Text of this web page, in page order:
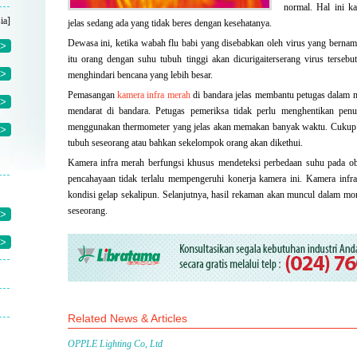
normal. Hal ini
jelas sedang ada yang tidak beres dengan kesehatanya.
Dewasa ini, ketika wabah flu babi yang disebabkan oleh virus yang
itu orang dengan suhu tubuh tinggi akan dicurigaiterserang virus
menghindari bencana yang lebih besar.
Pemasangan kamera infra merahdi bandara jelas membantu petugas dalam
mendarat di bandara. Petugas pemeriksa tidak perlu menghentikan
menggunakan thermometer yang jelas akan memakan banyak waktu.
tubuh seseorang atau bahkan sekelompok orang akan dikethui.
Kamera infra merah berfungsi khusus mendeteksi perbedaan suhu pada
pencahayaan tidak terlalu mempengeruhi konerja kamera ini. Kamera
kondisi gelap sekalipun. Selanjutnya, hasil rekaman akan muncul dalam
seseorang.
Related News & Articles
OPPLE Lighting Co, Ltd
>
>
>
>
>
>